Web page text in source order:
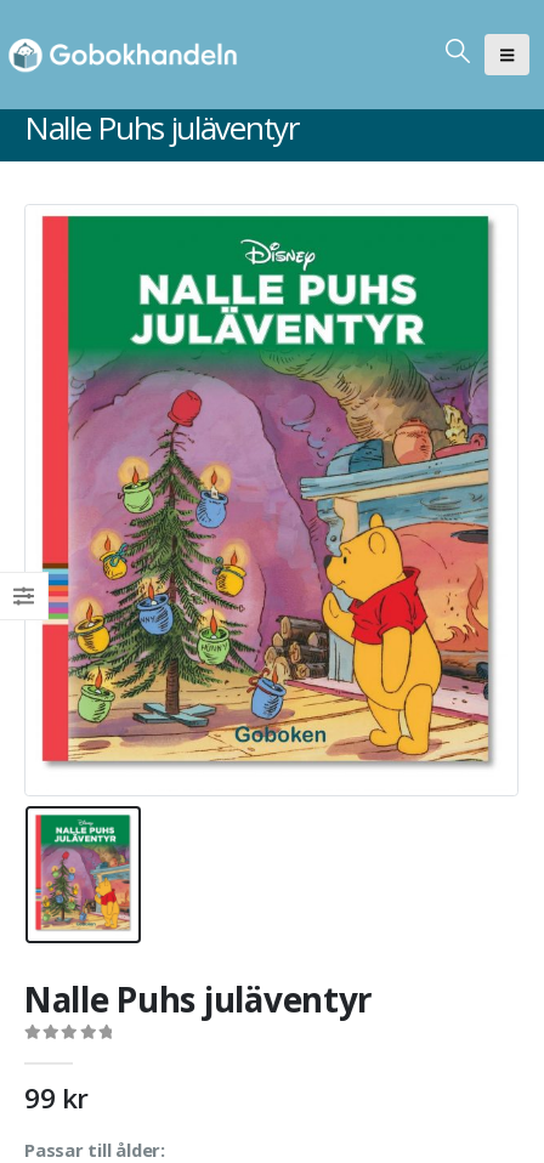
Nalle Puhs juläventyr
Nalle Puhs juläventyr
99 kr
Passar till ålder: